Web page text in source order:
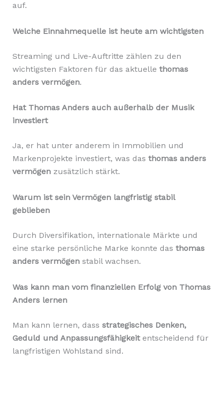
auf.
Welche Einnahmequelle ist heute am wichtigsten
Streaming und Live-Auftritte zählen zu den
wichtigsten Faktoren für das aktuelle thomas
anders vermögen.
Hat Thomas Anders auch außerhalb der Musik
investiert
Ja, er hat unter anderem in Immobilien und
Markenprojekte investiert, was das thomas anders
vermögenzusätzlich stärkt.
Warum ist sein Vermögen langfristig stabil
geblieben
Durch Diversifikation, internationale Märkte und
eine starke persönliche Marke konnte das thomas
anders vermögenstabil wachsen.
Was kann man vom finanziellen Erfolg von Thomas
Anders lernen
Man kann lernen, dass strategisches Denken,
Geduld und Anpassungsfähigkeitentscheidend für
langfristigen Wohlstand sind.